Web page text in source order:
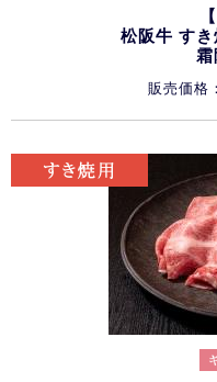
松阪牛 すき
霜
販売価格